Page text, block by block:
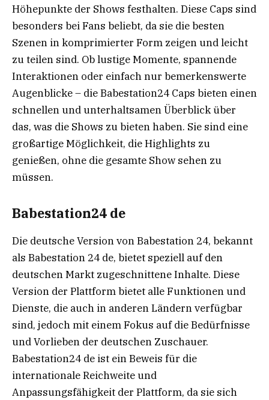
Höhepunkte der Shows festhalten. Diese Caps sind
besonders bei Fans beliebt, da sie die besten
Szenen in komprimierter Form zeigen und leicht
zu teilen sind. Ob lustige Momente, spannende
Interaktionen oder einfach nur bemerkenswerte
Augenblicke – die Babestation24 Caps bieten einen
schnellen und unterhaltsamen Überblick über
das, was die Shows zu bieten haben. Sie sind eine
großartige Möglichkeit, die Highlights zu
genießen, ohne die gesamte Show sehen zu
müssen.
Babestation24 de
Die deutsche Version von Babestation 24, bekannt
als Babestation 24 de, bietet speziell auf den
deutschen Markt zugeschnittene Inhalte. Diese
Version der Plattform bietet alle Funktionen und
Dienste, die auch in anderen Ländern verfügbar
sind, jedoch mit einem Fokus auf die Bedürfnisse
und Vorlieben der deutschen Zuschauer.
Babestation24 de ist ein Beweis für die
internationale Reichweite und
Anpassungsfähigkeit der Plattform, da sie sich